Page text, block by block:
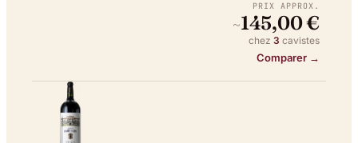
PRIX APPROX.
~145,00 €
chez 3 cavistes
Comparer →